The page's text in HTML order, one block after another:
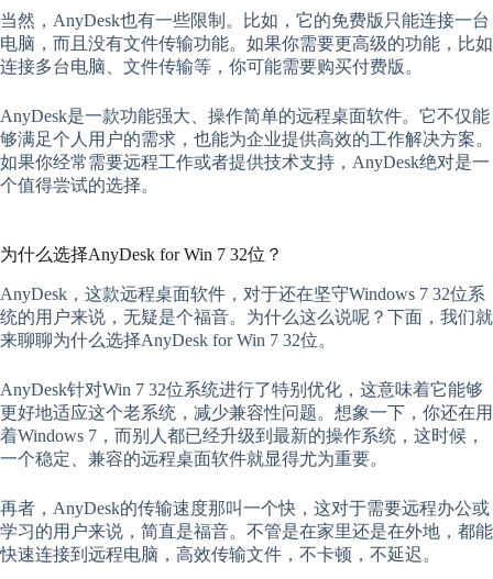
当然，AnyDesk也有一些限制。比如，它的免费版只能连接一台
电脑，而且没有文件传输功能。如果你需要更高级的功能，比如
连接多台电脑、文件传输等，你可能需要购买付费版。
AnyDesk是一款功能强大、操作简单的远程桌面软件。它不仅能
够满足个人用户的需求，也能为企业提供高效的工作解决方案。
如果你经常需要远程工作或者提供技术支持，AnyDesk绝对是一
个值得尝试的选择。
为什么选择AnyDesk for Win 7 32位？
AnyDesk，这款远程桌面软件，对于还在坚守Windows 7 32位系
统的用户来说，无疑是个福音。为什么这么说呢？下面，我们就
来聊聊为什么选择AnyDesk for Win 7 32位。
AnyDesk针对Win 7 32位系统进行了特别优化，这意味着它能够
更好地适应这个老系统，减少兼容性问题。想象一下，你还在用
着Windows 7，而别人都已经升级到最新的操作系统，这时候，
一个稳定、兼容的远程桌面软件就显得尤为重要。
再者，AnyDesk的传输速度那叫一个快，这对于需要远程办公或
学习的用户来说，简直是福音。不管是在家里还是在外地，都能
快速连接到远程电脑，高效传输文件，不卡顿，不延迟。